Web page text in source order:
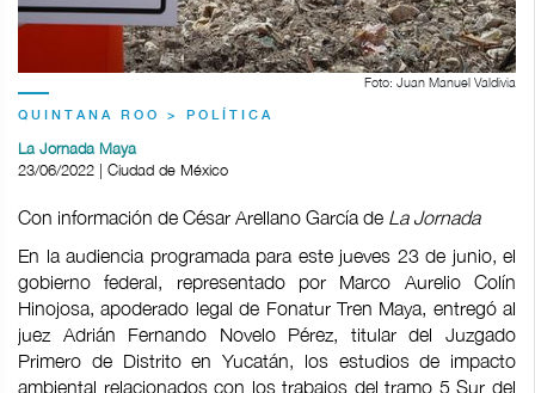
Foto: Juan Manuel Valdivia
QUINTANA ROO > POLÍTICA
La Jornada Maya
23/06/2022 | Ciudad de México
Con información de César Arellano García de La Jornada
En la audiencia programada para este jueves 23 de junio, el
gobierno federal, representado por Marco Aurelio Colín
Hinojosa, apoderado legal de Fonatur Tren Maya, entregó al
juez Adrián Fernando Novelo Pérez, titular del Juzgado
Primero de Distrito en Yucatán, los estudios de impacto
ambiental relacionados con los trabajos del tramo 5 Sur del